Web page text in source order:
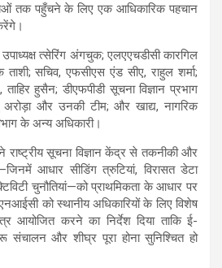
तक पहुँचने के लिए एक आधिकारिक पहचान
त्सेरिंग अंगचुक; एलएएचडीसी कारगिल
ताशी; सचिव, एफसीएस एंड सीए, राहुल शर्मा;
हुसैन; डीएफपीडी सूचना विज्ञान प्रभाग
और उनकी टीम; और खाद्य, नागरिक
के अन्य अधिकारी।
ने राष्ट्रीय सूचना विज्ञान केंद्र से तकनीकी और
आधार सीडिंग त्रुटियां, विरासत डेटा
चुनौतियां—को प्राथमिकता के आधार पर
को स्थानीय अधिकारियों के लिए विशेष
आयोजित करने का निर्देश दिया ताकि ई-
संचालन और शीघ्र पूरा होना सुनिश्चित हो